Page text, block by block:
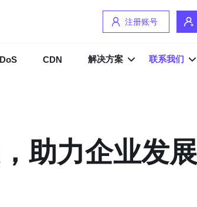
注册账号
CDN 解决方案 联系我们
助力企业发展